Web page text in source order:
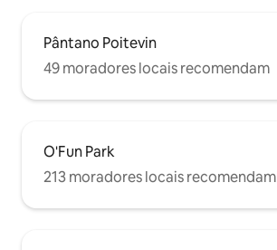
Pântano Poitevin
49 moradores locais recomendam
O'Fun Park
213 moradores locais recomendam